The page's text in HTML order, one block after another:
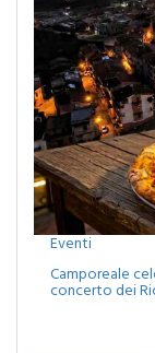
Eventi
Camporeale